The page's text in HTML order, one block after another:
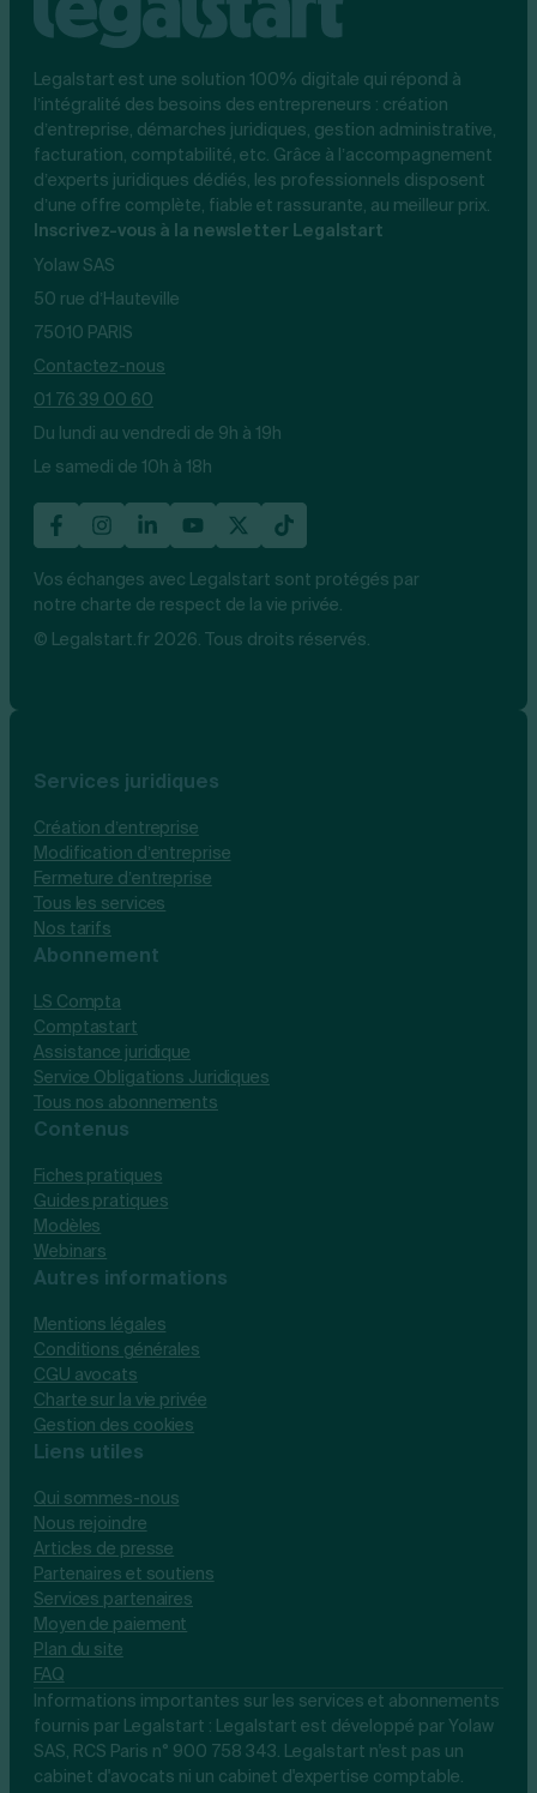
Legalstart est une solution 100% digitale qui répond à
l’intégralité des besoins des entrepreneurs : création
d’entreprise, démarches juridiques, gestion administrative,
facturation, comptabilité, etc. Grâce à l’accompagnement
d’experts juridiques dédiés, les professionnels disposent
d’une offre complète, fiable et rassurante, au meilleur prix.
Inscrivez-vous à la newsletter Legalstart
Yolaw SAS
50 rue d’Hauteville
75010 PARIS
Contactez-nous
01 76 39 00 60
Du lundi au vendredi de 9h à 19h
Le samedi de 10h à 18h
Vos échanges avec Legalstart sont protégés par
notre charte de respect de la vie privée.
© Legalstart.fr 2026. Tous droits réservés.
Services juridiques
Création d’entreprise
Modification d’entreprise
Fermeture d’entreprise
Tous les services
Nos tarifs
Abonnement
LS Compta
Comptastart
Assistance juridique
Service Obligations Juridiques
Tous nos abonnements
Contenus
Fiches pratiques
Guides pratiques
Modèles
Webinars
Autres informations
Mentions légales
Conditions générales
CGU avocats
Charte sur la vie privée
Gestion des cookies
Liens utiles
Qui sommes-nous
Nous rejoindre
Articles de presse
Partenaires et soutiens
Services partenaires
Moyen de paiement
Plan du site
FAQ
Informations importantes sur les services et abonnements
fournis par Legalstart : Legalstart est développé par Yolaw
SAS, RCS Paris n° 900 758 343. Legalstart n'est pas un
cabinet d'avocats ni un cabinet d'expertise comptable.